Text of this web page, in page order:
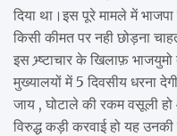
दिया था।इस पूरे मामले में
किसी कीमत पर नही छोड़ना
इस भ्र्ष्टाचार के खिलाफ़
मुख्यालयों में 5 दिवसीय धरना
जाय , घोटाले की रकम वसूली
विरुद्ध कड़ी करवाई हो यह उनकी